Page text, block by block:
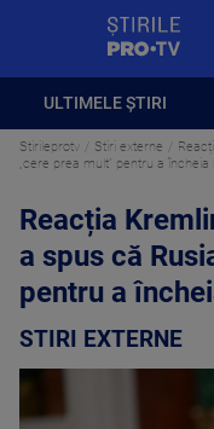
ULTIMELE ȘTIRI
Stirileprotv Stiri externe
„cere prea mult” pentru a încheia
Reacția
a spus că
pentru a
STIRI EXTERNE